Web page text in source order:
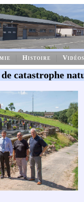
Histoire Vidéos
catastrophe